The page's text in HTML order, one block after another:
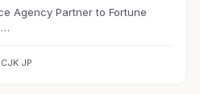
Agency Partner to Fortune
…
JP